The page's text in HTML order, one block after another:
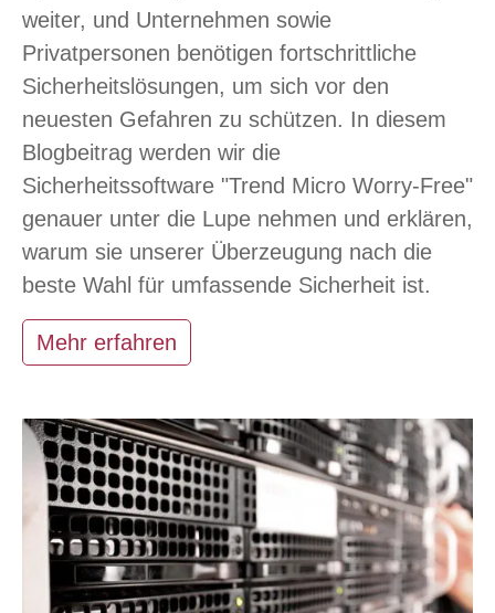
weiter, und Unternehmen sowie
Privatpersonen benötigen fortschrittliche
Sicherheitslösungen, um sich vor den
neuesten Gefahren zu schützen. In diesem
Blogbeitrag werden wir die
Sicherheitssoftware "Trend Micro Worry-Free"
genauer unter die Lupe nehmen und erklären,
warum sie unserer Überzeugung nach die
beste Wahl für umfassende Sicherheit ist.
Mehr erfahren